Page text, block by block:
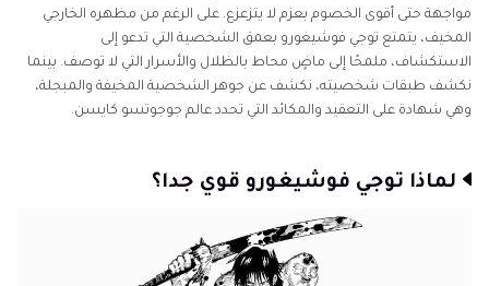
مواجهة حتى أقوى الخصوم بعزم لا يتزعزع. على الرغم من مظهره الخارجي
المخيف، يتمتع توجي فوشيغورو بعمق الشخصية التي تدعو إلى
الاستكشاف، ملمحًا إلى ماضٍ محاط بالظلال والأسرار التي لا توصف. بينما
نكشف طبقات شخصيته، نكشف عن جوهر الشخصية المخيفة والمبجلة،
وهي شهادة على التعقيد والمكائد التي تحدد عالم جوجوتسو كايسن.
لماذا توجي فوشيغورو قوي جدا؟